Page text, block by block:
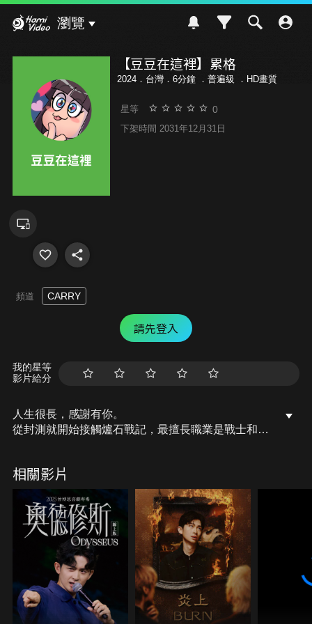
瀏覽
【豆豆在這裡】累格
2024．台灣．6分鐘 ． 普遍級 ．HD畫質
星等 0
下架時間 2031年12月31日
頻道 CARRY
請先登入
我的星等
影片給分
人生很長，感謝有你。
從封測就開始接觸爐石戰記，最擅長職業是戰士和牧
醒。
從陰暗幽霾的蛇界森林甦醒吧， 趁此良機，莫再猶
豫，恭請蛇界至尊雙飛寶典！
OSkomodo 還不一起加入蛇教跟著教主一起前進!
相關影片